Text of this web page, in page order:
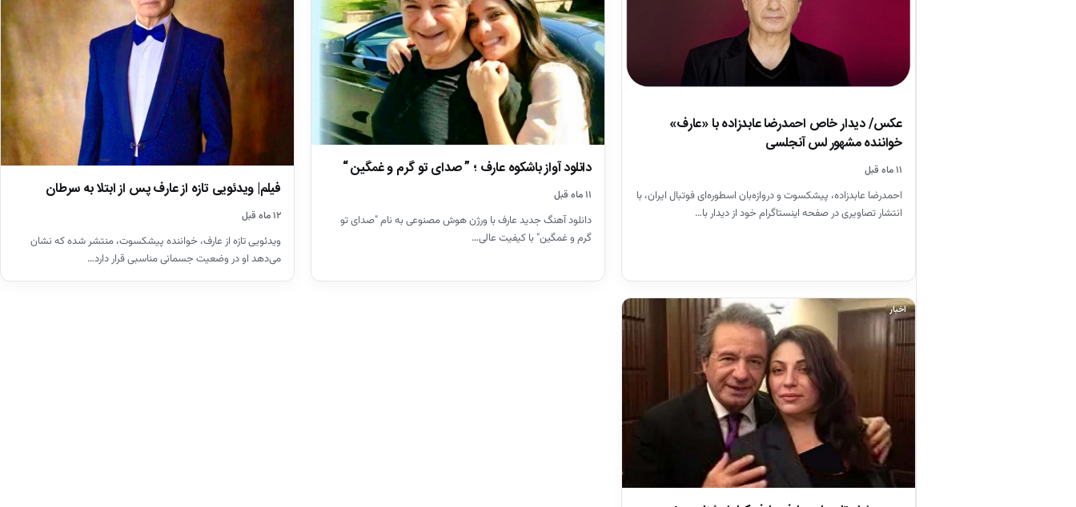
عکس/ دیدار خاص احمدرضا عابدزاده با «عارف»
خواننده مشهور لس آنجلسی
۱۱ ماه قبل
احمدرضا عابدزاده، پیشکسوت و دروازه‌بان اسطوره‌ای فوتبال ایران، با
انتشار تصاویری در صفحه اینستاگرام خود از دیدار با…
دانلود آواز باشکوه عارف ؛ ” صدای تو گرم و غمگین “
۱۱ ماه قبل
دانلود آهنگ جدید عارف با ورژن هوش مصنوعی به نام "صدای تو
گرم و غمگین" با کیفیت عالی…
فیلم| ویدئویی تازه از عارف پس از ابتلا به سرطان
۱۲ ماه قبل
ویدئویی تازه از عارف، خواننده پیشکسوت، منتشر شده که نشان
می‌دهد او در وضعیت جسمانی مناسبی قرار دارد…
اخبار